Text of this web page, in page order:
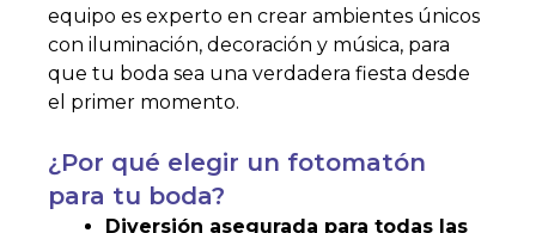
equipo es experto en crear ambientes únicos
con iluminación, decoración y música, para
que tu boda sea una verdadera fiesta desde
el primer momento.
¿Por qué elegir un fotomatón
para tu boda?
Diversión asegurada para todas las